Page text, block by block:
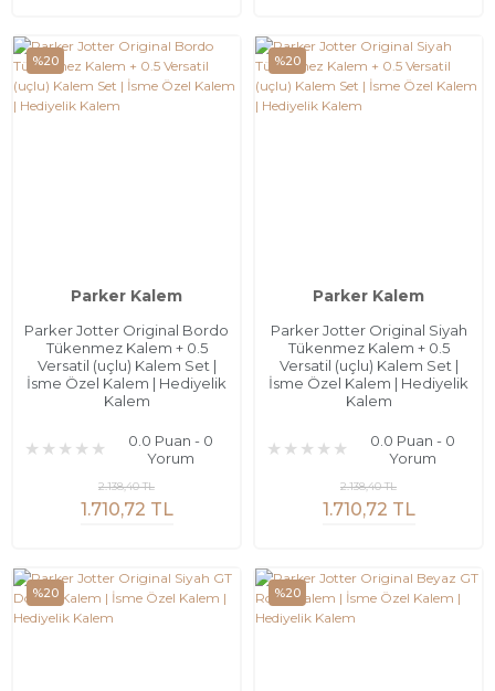
%20
Parker Kalem
Parker Jotter Original Bordo
Tükenmez Kalem + 0.5
Versatil (uçlu) Kalem Set |
İsme Özel Kalem | Hediyelik
Kalem
0.0 Puan - 0
Yorum
1.710,72 TL
2.138,40 TL
%20
Parker Kalem
Parker Jotter Original Siyah
Tükenmez Kalem + 0.5
Versatil (uçlu) Kalem Set |
İsme Özel Kalem | Hediyelik
Kalem
0.0 Puan - 0
Yorum
1.710,72 TL
2.138,40 TL
%20 %20